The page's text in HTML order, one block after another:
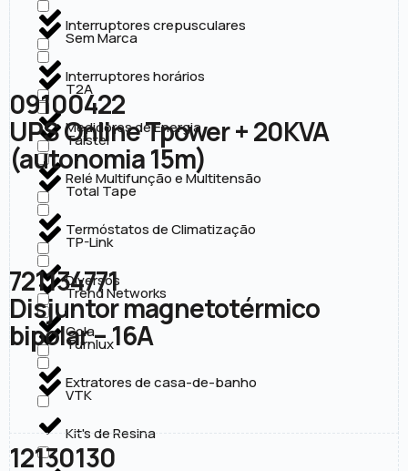
Interruptores crepusculares
Interruptores horários
Medidores de Energia
Relé Multifunção e Multitensão
Termóstatos de Climatização
Diversos
Cola
Extratores de casa-de-banho
Kit's de Resina
Sem Marca
T2A
Taistel
Total Tape
TP-Link
Trend Networks
Turnlux
VTK
09100422
UPS Online Tpower + 20KVA
(autonomia 15m)
721134771
Disjuntor magnetotérmico
bipolar – 16A
12130130